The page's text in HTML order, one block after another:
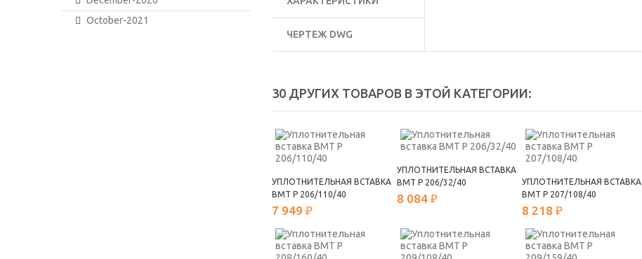
ЧЕРТЕЖ DWG
30 ДРУГИХ ТОВАРОВ В ЭТОЙ КАТЕГОРИИ:
УПЛОТНИТЕЛЬНАЯ ВСТАВКА
ВМТ Р 206/110/40
7 949 ₽
УПЛОТНИТЕЛЬНАЯ ВСТАВКА
ВМТ Р 206/32/40
8 084 ₽
УПЛОТНИТЕЛЬНАЯ ВСТАВКА
ВМТ Р 207/108/40
8 218 ₽
October-2021